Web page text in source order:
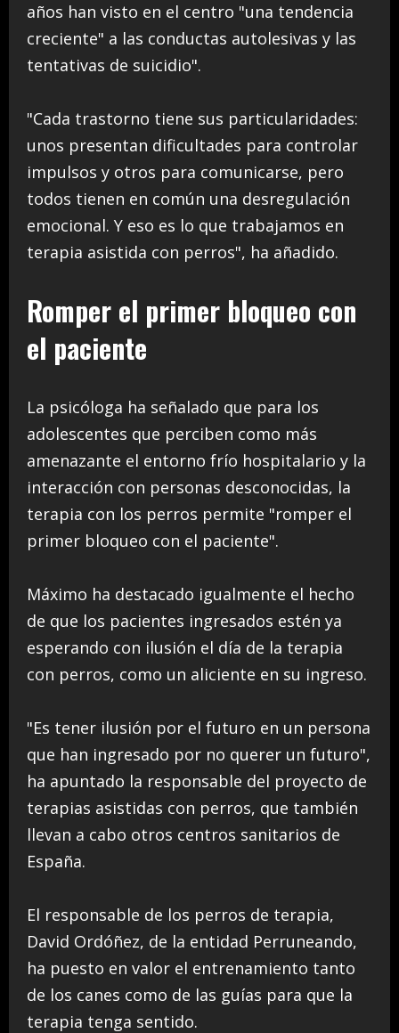
años han visto en el centro "una tendencia
creciente" a las conductas autolesivas y las
tentativas de suicidio".
"Cada trastorno tiene sus particularidades:
unos presentan dificultades para controlar
impulsos y otros para comunicarse, pero
todos tienen en común una desregulación
emocional. Y eso es lo que trabajamos en
terapia asistida con perros", ha añadido.
Romper el primer bloqueo con
el paciente
La psicóloga ha señalado que para los
adolescentes que perciben como más
amenazante el entorno frío hospitalario y la
interacción con personas desconocidas, la
terapia con los perros permite "romper el
primer bloqueo con el paciente".
Máximo ha destacado igualmente el hecho
de que los pacientes ingresados estén ya
esperando con ilusión el día de la terapia
con perros, como un aliciente en su ingreso.
"Es tener ilusión por el futuro en un persona
que han ingresado por no querer un futuro",
ha apuntado la responsable del proyecto de
terapias asistidas con perros, que también
llevan a cabo otros centros sanitarios de
España.
El responsable de los perros de terapia,
David Ordóñez, de la entidad Perruneando,
ha puesto en valor el entrenamiento tanto
de los canes como de las guías para que la
terapia tenga sentido.